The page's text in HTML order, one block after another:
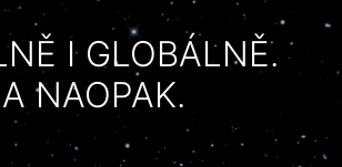
I GLOBÁLNĚ.
A NAOPAK.